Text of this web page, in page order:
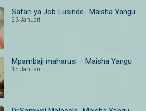
Safari ya Job Lusinde- Maisha Yangu
23 Januari
Mpambaji maharusi – Maisha Yangu
15 Januari